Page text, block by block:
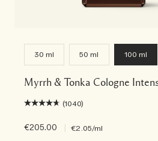
30 ml 50 ml 100 ml
Myrrh & Tonka Cologne
(1040)
€205.00 €2.05/ml